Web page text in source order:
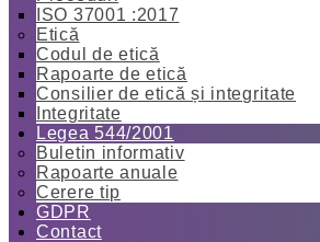
ISO 37001 :2017
Etică
Codul de etică
Rapoarte de etică
Consilier de etică și integritate
Integritate
Legea 544/2001
Buletin informativ
Rapoarte anuale
Cerere tip
GDPR
Contact